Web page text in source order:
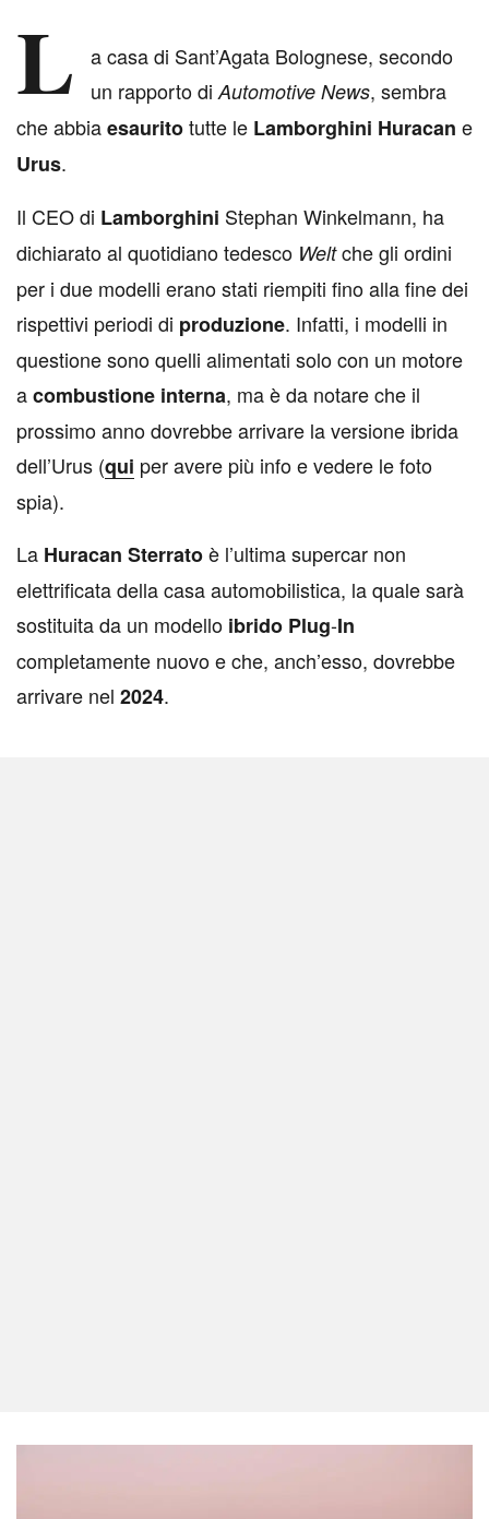
L
a casa di Sant’Agata Bolognese, secondo
un rapporto diAutomotive News, sembra
che abbiaesauritotutte le Lamborghini Huracan e
Urus.
Il CEO di Lamborghini Stephan Winkelmann, ha
dichiarato al quotidiano tedesco Weltche gli ordini
per i due modelli erano stati riempiti fino alla fine dei
rispettivi periodi di produzione. Infatti, i modelli in
questione sono quelli alimentati solo con un motore
acombustione interna, ma è da notare che il
prossimo anno dovrebbe arrivare la versione ibrida
dell’Urus (qui per avere più info e vedere le foto
spia).
La Huracan Sterratoè l’ultima supercar non
elettrificata della casa automobilistica, la quale sarà
sostituita da un modello ibrido Plug-In
completamente nuovo e che, anch’esso, dovrebbe
arrivare nel 2024.